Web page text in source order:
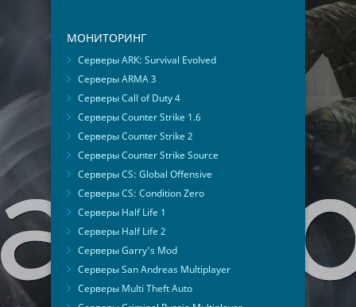
МОНИТОРИНГ
Серверы ARK: Survival Evolved
Серверы ARMA 3
Серверы Call of Duty 4
Серверы Counter Strike 1.6
Серверы Counter Strike 2
Серверы Counter Strike Source
Серверы CS: Global Offensive
Серверы CS: Condition Zero
Серверы Half Life 1
Серверы Half Life 2
Серверы Garry's Mod
Серверы San Andreas Multiplayer
Серверы Multi Theft Auto